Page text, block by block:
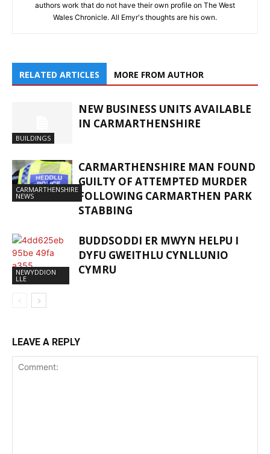
authors work that do not have their own profile on The West
Wales Chronicle. All Emyr's thoughts are his own.
RELATED ARTICLES MORE FROM AUTHOR
BUILDINGS
NEW BUSINESS UNITS AVAILABLE
IN CARMARTHENSHIRE
CARMARTHENSHIRE
NEWS
CARMARTHENSHIRE MAN FOUND
GUILTY OF ATTEMPTED MURDER
FOLLOWING CARMARTHEN PARK
STABBING
NEWYDDION
LLE
BUDDSODDI ER MWYN HELPU I
DYFU GWEITHLU CYNLLUNIO
CYMRU
LEAVE A REPLY